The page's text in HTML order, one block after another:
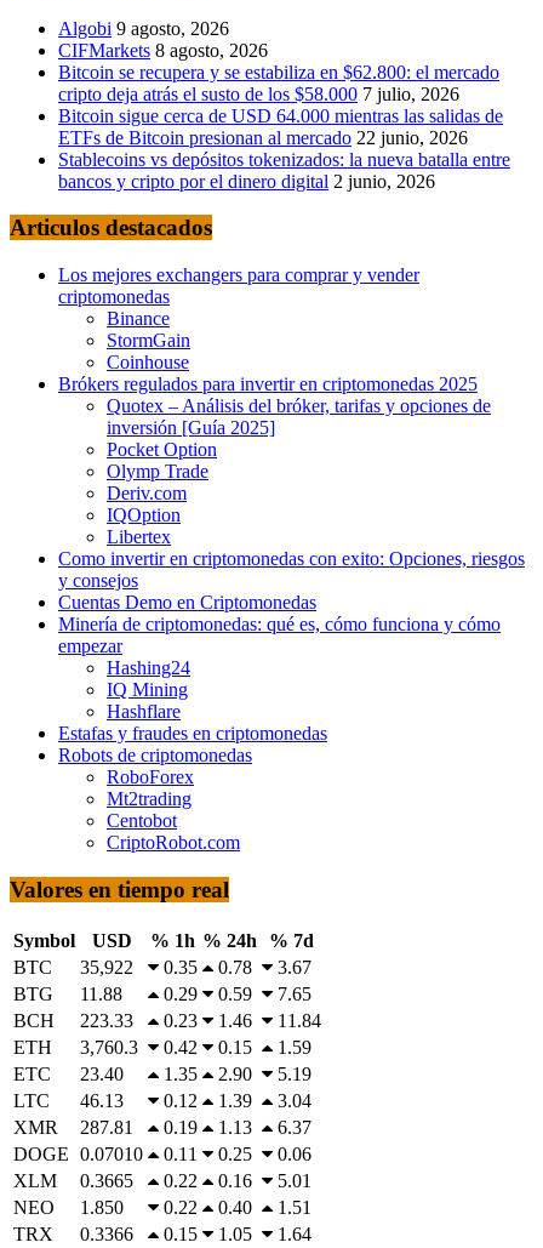
Algobi 9 agosto, 2026
CIFMarkets 8 agosto, 2026
Bitcoin se recupera y se estabiliza en $62.800: el mercado
cripto deja atrás el susto de los $58.000 7 julio, 2026
Bitcoin sigue cerca de USD 64.000 mientras las salidas de
ETFs de Bitcoin presionan al mercado 22 junio, 2026
Stablecoins vs depósitos tokenizados: la nueva batalla entre
bancos y cripto por el dinero digital 2 junio, 2026
Articulos destacados
Los mejores exchangers para comprar y vender
criptomonedas
Binance
StormGain
Coinhouse
Brókers regulados para invertir en criptomonedas 2025
Quotex – Análisis del bróker, tarifas y opciones de
inversión [Guía 2025]
Pocket Option
Olymp Trade
Deriv.com
IQOption
Libertex
Como invertir en criptomonedas con exito: Opciones, riesgos
y consejos
Cuentas Demo en Criptomonedas
Minería de criptomonedas: qué es, cómo funciona y cómo
empezar
Hashing24
IQ Mining
Hashflare
Estafas y fraudes en criptomonedas
Robots de criptomonedas
RoboForex
Mt2trading
Centobot
CriptoRobot.com
Valores en tiempo real
Symbol USD % 1h % 24h
% 7d
BTC
35,922 0.35 0.78
3.67
BTG
11.88 0.29 0.59
7.65
BCH
223.33 0.23 1.46
11.84
ETH
3,760.3 0.42 0.15
1.59
ETC
23.40 1.35 2.90
5.19
LTC
46.13 0.12 1.39
3.04
XMR
287.81 0.19 1.13
6.37
DOGE 0.07010 0.11 0.25
0.06
XLM
0.3665 0.22 0.16
5.01
NEO
1.850 0.22 0.40
1.51
TRX
0.3366 0.15 1.05
1.64